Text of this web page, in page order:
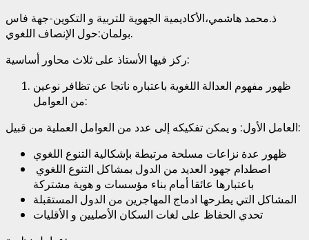
ذ.محمد هاشمي،الأكاديمية الجهوية للتربية و التكوين-جهة فاس
بولمان:حول الإنصاف اللغوي.
ركز فيها الأستاذ على ثلاث محاور أساسية:
ظهور مفهوم العدالة اللغوية باعتباره ناتجا عن تظافر نوعين
من العوامل:
العامل الأول: و يمكن تفكيكه إلى عدد من العوامل العملية من قبيل:
ظهور عدة نزاعات مسلحة مرتبطة بإشكالية التنوع اللغوي
اصطدام جهود العديد من الدول بمشاكل التنوع اللغوي
باعتبارها عائقا أمام بناء مؤسسات و هوية مشتركة
المشاكل التي يطرحها ادماج المهاجرين من الدول المستقبلة
تحدي الحفاظ على لغات السكان الأصليين و الأقليات